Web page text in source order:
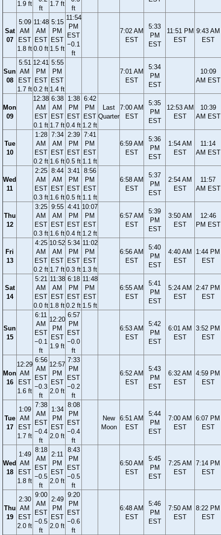
1.9 ft
ft
1.7 ft
ft
Sat
07
5:09
AM
EST
1.8 ft
11:48
AM
EST
0.0 ft
5:15
PM
EST
1.5 ft
11:54
PM
EST
−0.1
ft
7:02 AM
EST
5:33
PM
EST
11:51 PM
EST
9:43 AM
EST
Sun
08
5:51
AM
EST
1.7 ft
12:41
PM
EST
0.2 ft
5:55
PM
EST
1.4 ft
7:01 AM
EST
5:34
PM
EST
10:09
AM EST
Mon
09
12:38
AM
EST
0.1 ft
6:38
AM
EST
1.7 ft
1:38
PM
EST
0.4 ft
6:42
PM
EST
1.2 ft
Last
Quarter
7:00 AM
EST
5:35
PM
EST
12:53 AM
EST
10:39
AM EST
Tue
10
1:28
AM
EST
0.2 ft
7:34
AM
EST
1.6 ft
2:39
PM
EST
0.5 ft
7:41
PM
EST
1.1 ft
6:59 AM
EST
5:36
PM
EST
1:54 AM
EST
11:14
AM EST
Wed
11
2:25
AM
EST
0.3 ft
8:44
AM
EST
1.6 ft
3:41
PM
EST
0.5 ft
8:56
PM
EST
1.1 ft
6:58 AM
EST
5:37
PM
EST
2:54 AM
EST
11:57
AM EST
Thu
12
3:25
AM
EST
0.3 ft
9:55
AM
EST
1.6 ft
4:41
PM
EST
0.4 ft
10:07
PM
EST
1.2 ft
6:57 AM
EST
5:39
PM
EST
3:50 AM
EST
12:46
PM EST
Fri
13
4:25
AM
EST
0.2 ft
10:52
AM
EST
1.7 ft
5:34
PM
EST
0.3 ft
11:02
PM
EST
1.3 ft
6:56 AM
EST
5:40
PM
EST
4:40 AM
EST
1:44 PM
EST
Sat
14
5:21
AM
EST
0.0 ft
11:38
AM
EST
1.8 ft
6:18
PM
EST
0.2 ft
11:48
PM
EST
1.5 ft
6:55 AM
EST
5:41
PM
EST
5:24 AM
EST
2:47 PM
EST
Sun
15
6:11
AM
EST
−0.1
ft
12:20
PM
EST
1.9 ft
6:57
PM
EST
−0.0
ft
6:53 AM
EST
5:42
PM
EST
6:01 AM
EST
3:52 PM
EST
Mon
16
12:29
AM
EST
1.6 ft
6:56
AM
EST
−0.3
ft
12:57
PM
EST
2.0 ft
7:33
PM
EST
−0.2
ft
6:52 AM
EST
5:43
PM
EST
6:32 AM
EST
4:59 PM
EST
Tue
17
1:09
AM
EST
1.7 ft
7:38
AM
EST
−0.4
ft
1:34
PM
EST
2.0 ft
8:08
PM
EST
−0.4
ft
New
Moon
6:51 AM
EST
5:44
PM
EST
7:00 AM
EST
6:07 PM
EST
Wed
18
1:49
AM
EST
1.8 ft
8:18
AM
EST
−0.5
ft
2:11
PM
EST
2.0 ft
8:43
PM
EST
−0.5
ft
6:50 AM
EST
5:45
PM
EST
7:25 AM
EST
7:14 PM
EST
Thu
19
2:30
AM
EST
2.0 ft
9:00
AM
EST
−0.5
ft
2:49
PM
EST
2.0 ft
9:20
PM
EST
−0.6
ft
6:48 AM
EST
5:46
PM
EST
7:50 AM
EST
8:22 PM
EST